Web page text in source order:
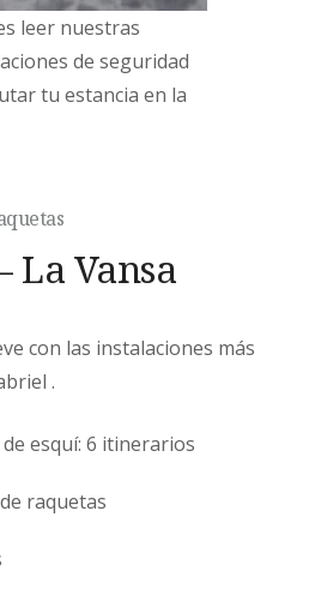
leer nuestras
de seguridad
tu estancia en la
La Vansa
con las instalaciones más
.
esquí: 6 itinerarios
raquetas